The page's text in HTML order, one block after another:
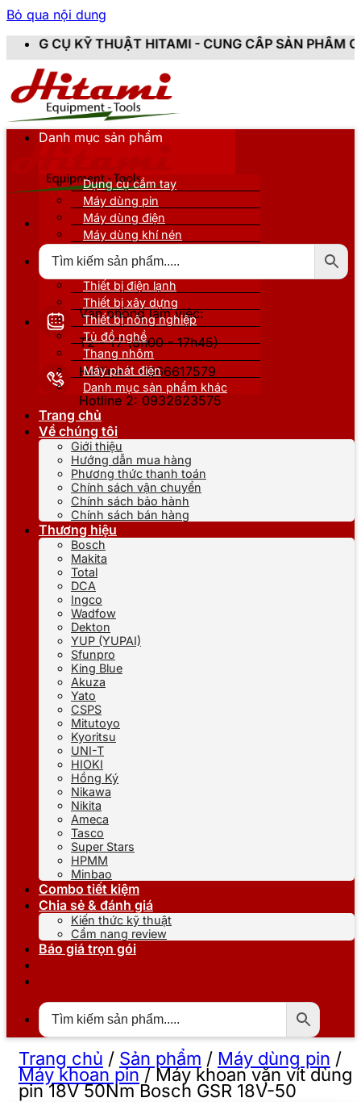
Bỏ qua nội dung
HITAMI - CUNG CẤP SẢN PHẨM CHÍNH HÃNG, MỚI
Văn phòng làm việc:
T2 - T7 (8h00 - 17h45)
Hotline 1: 0866617579
Hotline 2: 0932623575
Danh mục sản phẩm
Dụng cụ cầm tay
Máy dùng pin
Máy dùng điện
Máy dùng khí nén
Thiết bị nâng đỡ
Thiết bị điện lạnh
Thiết bị xây dựng
Thiết bị nông nghiệp
Tủ đồ nghề
Thang nhôm
Máy phát điện
Danh mục sản phẩm khác
Trang chủ
Về chúng tôi
Giới thiệu
Hướng dẫn mua hàng
Phương thức thanh toán
Chính sách vận chuyển
Chính sách bảo hành
Chính sách bán hàng
Thương hiệu
Bosch
Makita
Total
DCA
Ingco
Wadfow
Dekton
YUP (YUPAI)
Sfunpro
King Blue
Akuza
Yato
CSPS
Mitutoyo
Kyoritsu
UNI-T
HIOKI
Hồng Ký
Nikawa
Nikita
Ameca
Tasco
Super Stars
HPMM
Minbao
Combo tiết kiệm
Chia sẻ & đánh giá
Kiến thức kỹ thuật
Cẩm nang review
Báo giá trọn gói
Trang chủ / Sản phẩm / Máy dùng pin /
Máy khoan pin/Máy khoan vặn vít dùng
pin 18V 50Nm Bosch GSR 18V-50